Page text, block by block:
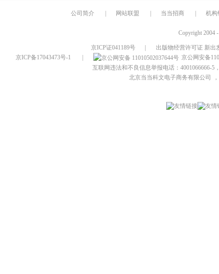
公司简介 网站联盟 当当招商 机构
Copyright 2004
京ICP证041189号
出版物经营许可证 新出
京ICP备17043473号-1
京公网安备
互联网违法和不良信息举报电话：4001066666-5
北京当当科文电子商务有限公司